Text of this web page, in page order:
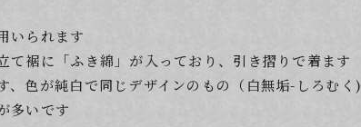
いられます
て裾に「ふき綿」が入っており、引き摺りで着ます
、色が純白で同じデザインのもの（白無垢-しろむく)
多いです